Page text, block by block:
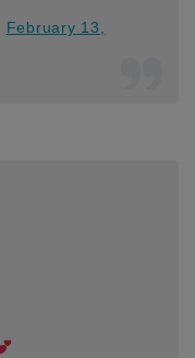
February 13,